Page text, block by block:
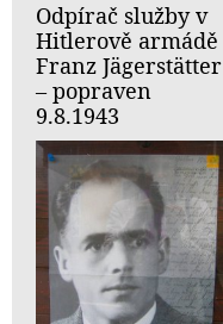
Odpírač služby v
Hitlerově armádě
Franz Jägerstätter
– popraven
9.8.1943